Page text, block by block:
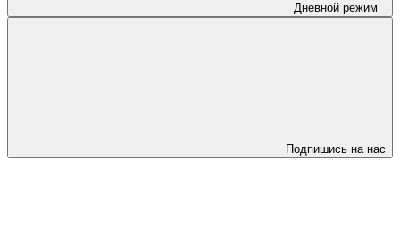
Дневной режим
Подпишись на нас